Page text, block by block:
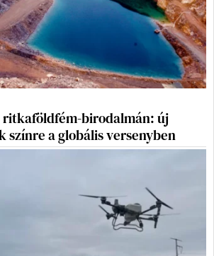
ritkaföldfém-birodalmán: új
színre a globális versenyben